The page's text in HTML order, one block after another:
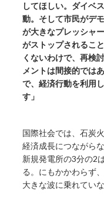
してほしい。ダイベ
動。 そして市民がデ
が大きなプレッシャ
がストップされるこ
くないわけで、再検
メントは間接的では
で、経済行動を利用
す」
国際社会では、石炭
経済成長につながら
新規発電所の3分の2
る。にもかかわらず
大きな波に乗れてい